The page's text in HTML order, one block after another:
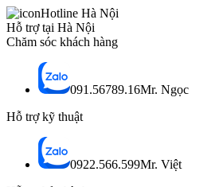
Hotline Hà Nội
Hỗ trợ tại Hà Nội
Chăm sóc khách hàng
091.56789.16Mr. Ngọc
Hỗ trợ kỹ thuật
0922.566.599Mr. Việt